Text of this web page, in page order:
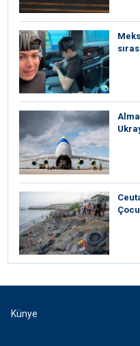
Künye